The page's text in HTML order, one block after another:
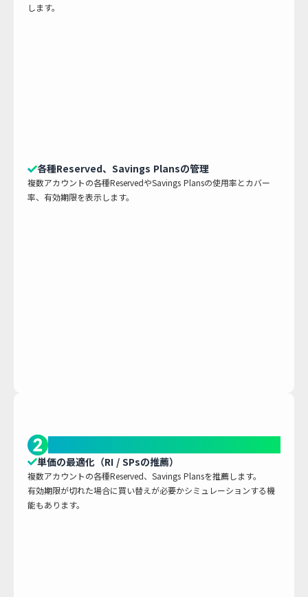
します。
各種Reserved、Savings Plansの管理
複数アカウントの各種ReservedやSavings Plansの使用率とカバー
率、有効期限を表示します。
単価の最適化（RI / SPsの推薦）
複数アカウントの各種Reserved、Savings Plansを推薦します。
有効期限が切れた場合に買い替えが必要かシミュレーションする機
能もあります。